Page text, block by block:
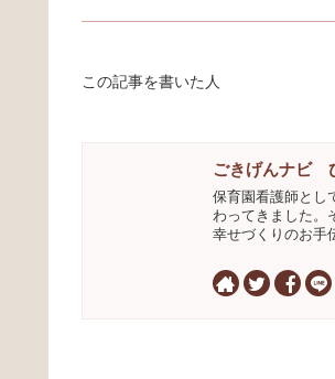
この記事を書いた人
ごきげんナビ
保育園看護師とし
わってきました。
幸せづくりのお手